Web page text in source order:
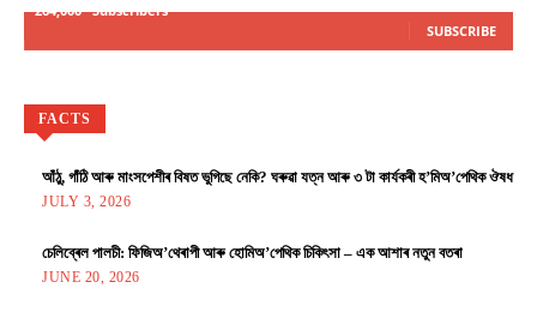
264,000 Subscribers
SUBSCRIBE
FACTS
আঁঠু, গাঁঠি আৰু মাংসপেশীৰ বিষত ভুগিছে নেকি? ঘৰুৱা যত্ন আৰু ৩ টা কাৰ্যকৰী হ’মিঅ’পেথিক ঔষধ
JULY 3, 2026
চেলিব্ৰেল পালচী: ফিজিঅ’থেৰাপী আৰু হোমিঅ’পেথিক চিকিৎসা – এক আশাৰ নতুন বতৰা
JUNE 20, 2026